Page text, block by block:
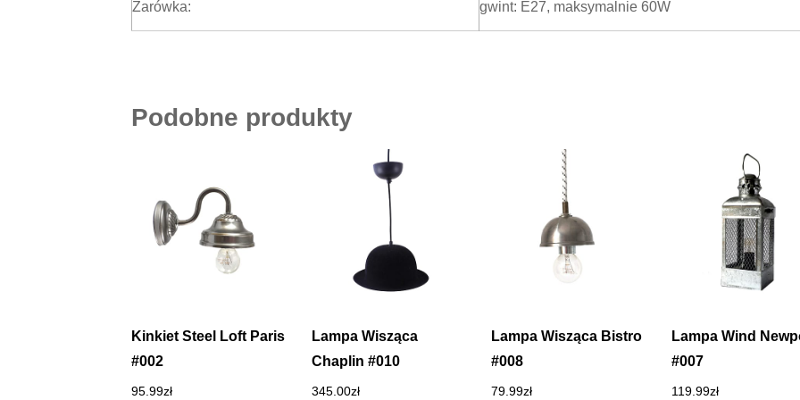
Żarówka: gwint: E27, maksymalnie 60W
Podobne produkty
Kinkiet Steel Loft Paris
#002
95.99zł
Lampa Wisząca
Chaplin #010
345.00zł
Lampa Wisząca Bistro
#008
79.99zł
Lampa Wind
#007
119.99zł